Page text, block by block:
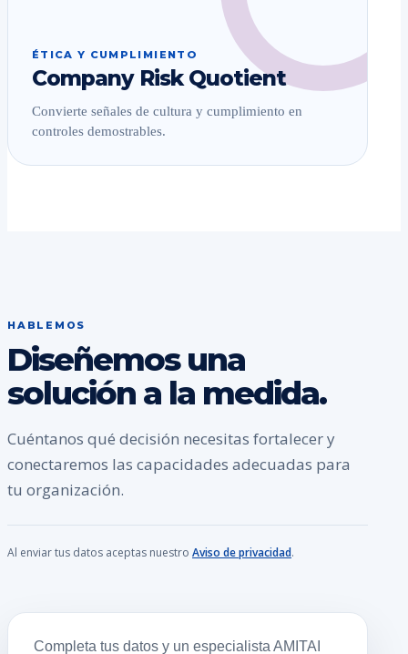
ÉTICA Y CUMPLIMIENTO
Company Risk Quotient
Convierte señales de cultura y cumplimiento en
controles demostrables.
HABLEMOS
Diseñemos una
solución a la medida.
Cuéntanos qué decisión necesitas fortalecer y
conectaremos las capacidades adecuadas para
tu organización.
Al enviar tus datos aceptas nuestro Aviso de privacidad.